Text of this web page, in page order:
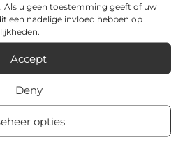
Als u geen toestemming geeft of uw
een nadelige invloed hebben op
Accept
Deny
opties